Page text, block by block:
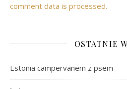
comment data is processed.
OSTATNIE
Estonia campervanem z psem